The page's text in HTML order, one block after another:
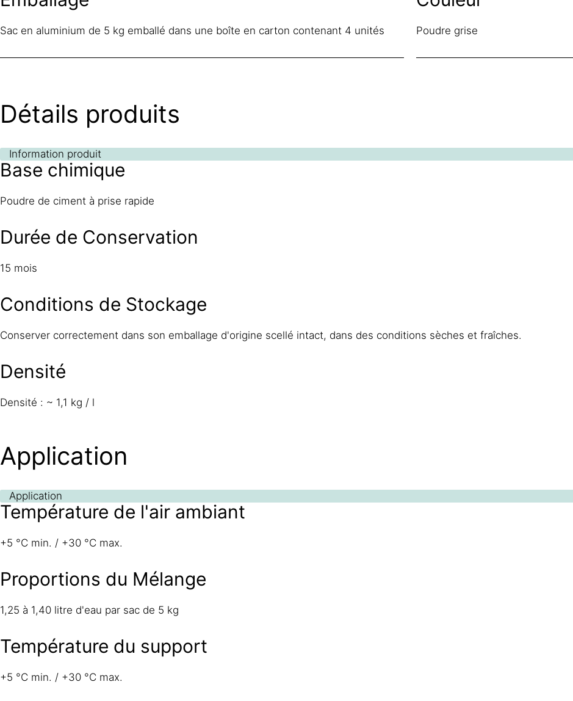
Sac en aluminium de 5 kg emballé dans une boîte en carton contenant 4 unités Poudre grise
Détails produits
Information produit
Base chimique
Poudre de ciment à prise rapide
Durée de Conservation
15 mois
Conditions de Stockage
Conserver correctement dans son emballage d'origine scellé intact, dans des conditions sèches et fraîches.
Densité
Densité : ~ 1,1 kg / l
Application
Application
Température de l'air ambiant
+5 °C min. / +30 °C max.
Proportions du Mélange
1,25 à 1,40 litre d'eau par sac de 5 kg
Température du support
+5 °C min. / +30 °C max.